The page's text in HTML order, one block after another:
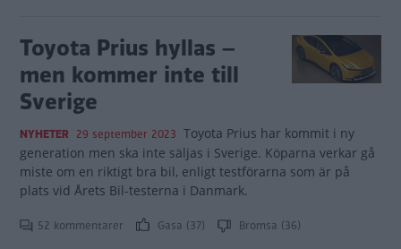
Toyota Prius hyllas –
men kommer inte till
Sverige
NYHETER 29 september 2023 Toyota Prius har kommit i ny
generation men ska inte säljas i Sverige. Köparna verkar gå
miste om en riktigt bra bil, enligt testförarna som är på
plats vid Årets Bil-testerna i Danmark.
52 kommentarer Gasa (37) Bromsa (36)